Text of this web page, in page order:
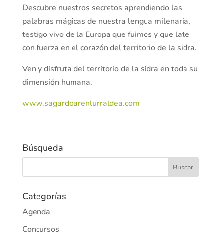
Descubre nuestros secretos aprendiendo las
palabras mágicas de nuestra lengua milenaria,
testigo vivo de la Europa que fuimos y que late
con fuerza en el corazón del territorio de la sidra.
Ven y disfruta del territorio de la sidra en toda su
dimensión humana.
www.sagardoarenlurraldea.com
Búsqueda
Categorías
Agenda
Concursos